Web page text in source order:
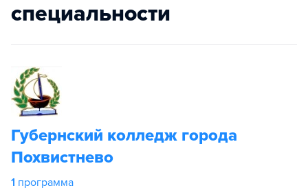
специальности
Губернский колледж города
Похвистнево
1 программа